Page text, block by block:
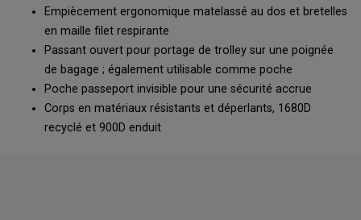
Empiècement ergonomique matelassé au dos et bretelles
en maille filet respirante
Passant ouvert pour portage de trolley sur une poignée
de bagage ; également utilisable comme poche
Poche passeport invisible pour une sécurité accrue
Corps en matériaux résistants et déperlants, 1680D
recyclé et 900D enduit